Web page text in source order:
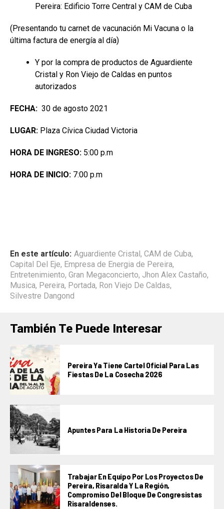
Pereira: Edificio Torre Central y CAM de Cuba
(Presentando tu carnet de vacunación Mi Vacuna o la
última factura de energía al día)
Y por la compra de productos de Aguardiente
Cristal y Ron Viejo de Caldas en puntos
autorizados
FECHA: 30 de agosto 2021
LUGAR: Plaza Cívica Ciudad Victoria
HORA DE INGRESO: 5:00 p.m
HORA DE INICIO: 7:00 p.m
En este artículo: Aguardiente Cristal , CAM de Cuba,
Capital Del Eje, Empresa de Energia de Pereira,
Entretenimiento, Gran Megaconcierto, Jhon Alex Castaño,
Musica, Pereira, Portada, Ron Viejo De Caldas,
Silvestre Dangond
También Te Puede Interesar
Pereira Ya Tiene Cartel Oficial Para Las
Fiestas De La Cosecha 2026
Apuntes Para La Historia De Pereira
Trabajar En Equipo Por Los Proyectos De
Pereira, Risaralda Y La Región,
Compromiso Del Bloque De Congresistas
Risaraldenses.